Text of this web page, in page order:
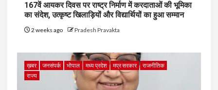
167वें आयकर दिवस पर राष्ट्र निर्माण में करदाताओं की भूमिका
का संदेश, उत्कृष्ट खिलाड़ियों और विद्यार्थियों का हुआ सम्मान
2 weeks ago Pradesh Pravakta
ख़बर जनसंपर्क भोपाल मध्य प्रदेश मप्र सरकार
राजनीतिक
राज्य